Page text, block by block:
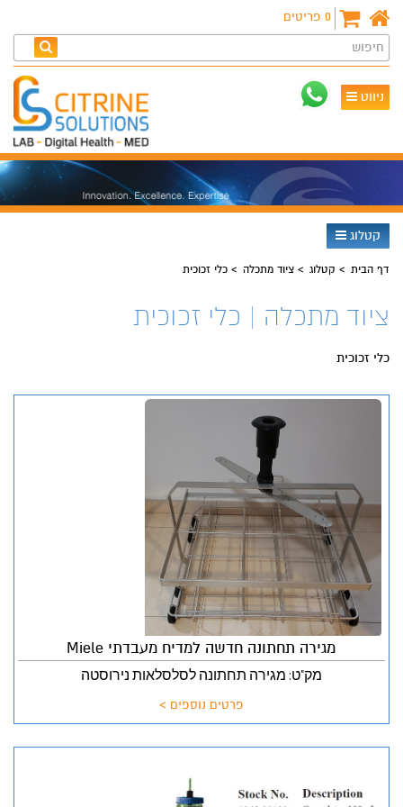
0 פריטים
חיפוש
ניווט
קטלוג
דף הבית קטלוג ציוד מתכלה כלי זכוכית
ציוד מתכלה | כלי זכוכית
כלי זכוכית
מגירה תחתונה חדשה למדיח מעבדתי Miele
מק"ט: מגירה תחתונה לסלסלאות נירוסטה
פרטים נוספים >